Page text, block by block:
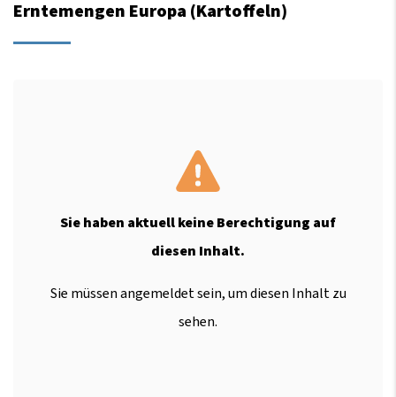
Erntemengen Europa (Kartoffeln)
Sie haben aktuell keine Berechtigung auf
diesen Inhalt.
Sie müssen angemeldet sein, um diesen Inhalt zu
sehen.